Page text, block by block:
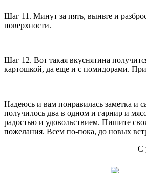
Шаг 11. Минут за пять, выньте и
поверхности.
Шаг 12. Вот такая вкуснятина
картошкой, да еще и с помидорами.
Надеюсь и вам понравилась заметка и
получилось два в одном и гарнир и
радостью и удовольствием. Пишите
пожелания. Всем по-пока, до новых
С